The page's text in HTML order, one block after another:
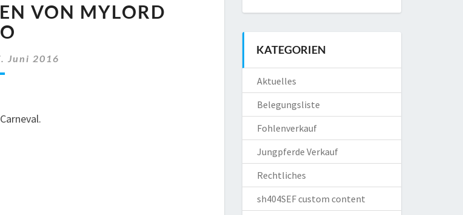
VON MYLORD
Juni 2016
KATEGORIEN
Aktuelles
Belegungsliste
Fohlenverkauf
Jungpferde Verkauf
Rechtliches
sh404SEF custom content